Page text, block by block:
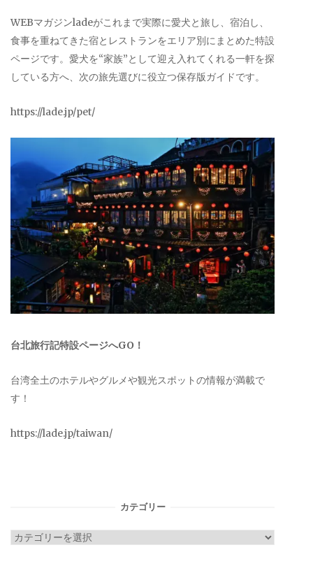
WEBマガジンladeがこれまで実際に愛犬と旅し、宿泊し、
食事を重ねてきた宿とレストランをエリア別にまとめた特設
ページです。愛犬を“家族”として迎え入れてくれる一軒を探
している方へ、次の旅先選びに役立つ保存版ガイドです。
https://lade.jp/pet/
台北旅行記特設ページへGO！
台湾全土のホテルやグルメや観光スポットの情報が満載で
す！
https://lade.jp/taiwan/
カテゴリー
カ